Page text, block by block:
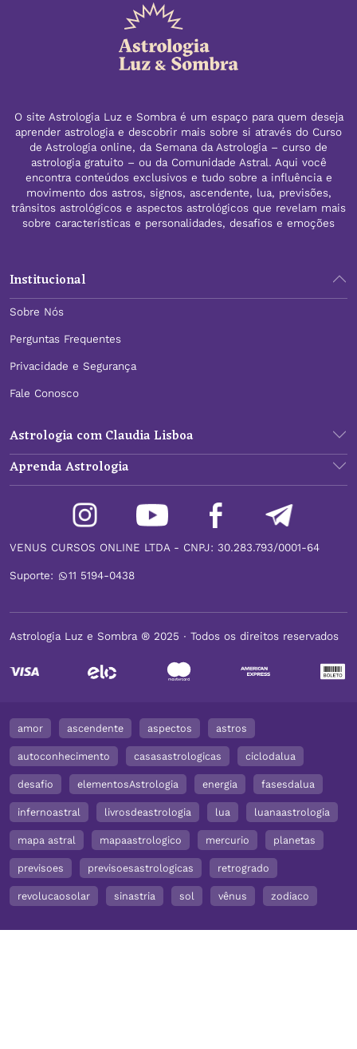
O site Astrologia Luz e Sombra é um espaço para quem deseja
aprender astrologia e descobrir mais sobre si através do Curso
de Astrologia online, da Semana da Astrologia – curso de
astrologia gratuito – ou da Comunidade Astral. Aqui você
encontra conteúdos exclusivos e tudo sobre a influência e
movimento dos astros, signos, ascendente, lua, previsões,
trânsitos astrológicos e aspectos astrológicos que revelam mais
sobre características e personalidades, desafios e emoções
Institucional
Sobre Nós
Perguntas Frequentes
Privacidade e Segurança
Fale Conosco
Astrologia com Claudia Lisboa
Aprenda Astrologia
VENUS CURSOS ONLINE LTDA - CNPJ: 30.283.793/0001-64
Suporte: 11 5194-0438
Astrologia Luz e Sombra ® 2025 ∙ Todos os direitos reservados
amor ascendente aspectos astros
autoconhecimento casasastrologicas ciclodalua
desafio elementosAstrologia energia fasesdalua
infernoastral livrosdeastrologia lua luanaastrologia
mapa astral mapaastrologico mercurio planetas
previsoes previsoesastrologicas retrogrado
revolucaosolar sinastria sol vênus zodiaco